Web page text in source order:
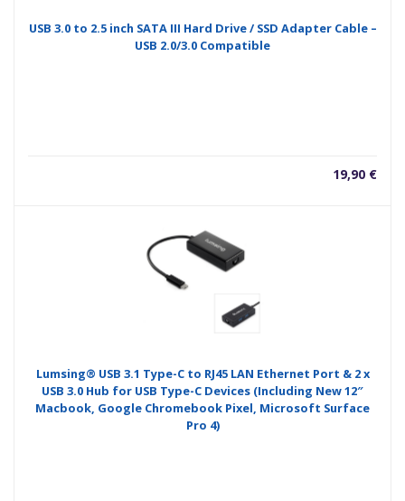
USB 3.0 to 2.5 inch SATA III Hard Drive / SSD Adapter Cable –
USB 2.0/3.0 Compatible
19,90 €
Lumsing® USB 3.1 Type-C to RJ45 LAN Ethernet Port & 2 x
USB 3.0 Hub for USB Type-C Devices (Including New 12″
Macbook, Google Chromebook Pixel, Microsoft Surface
Pro 4)